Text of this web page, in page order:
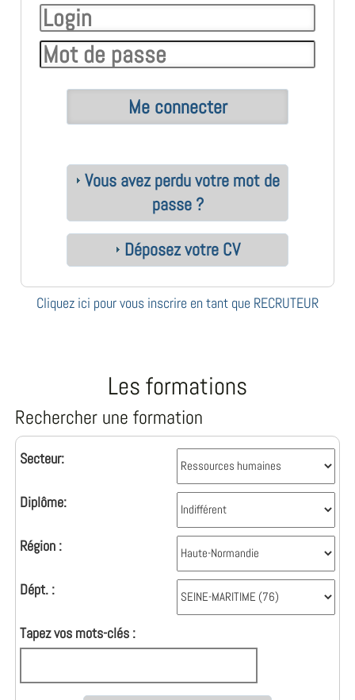
Vous avez perdu votre mot de
passe ?
Déposez votre CV
Cliquez ici pour vous inscrire en tant que RECRUTEUR
Les formations
Rechercher une formation
Secteur:
Diplôme:
Région :
Dépt. :
Tapez vos mots-clés :